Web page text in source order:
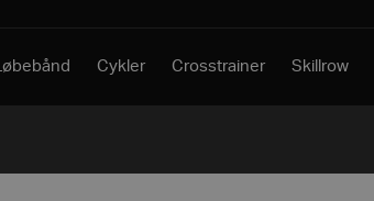
Cykler Crosstrainer Skillrow